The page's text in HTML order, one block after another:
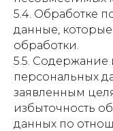
5.4. Обработке
данные,
обработки.
5.5.
персональных
заявленным
избыточность
данных по